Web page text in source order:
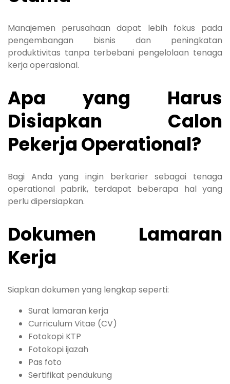
Manajemen perusahaan dapat lebih fokus pada
pengembangan bisnis dan peningkatan
produktivitas tanpa terbebani pengelolaan tenaga
kerja operasional.
Apa yang Harus
Disiapkan Calon
Pekerja Operational?
Bagi Anda yang ingin berkarier sebagai tenaga
operational pabrik, terdapat beberapa hal yang
perlu dipersiapkan.
Dokumen Lamaran
Kerja
Siapkan dokumen yang lengkap seperti:
Surat lamaran kerja
Curriculum Vitae (CV)
Fotokopi KTP
Fotokopi ijazah
Pas foto
Sertifikat pendukung